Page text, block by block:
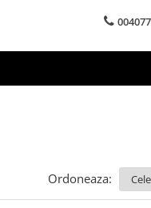
Ordoneaza: